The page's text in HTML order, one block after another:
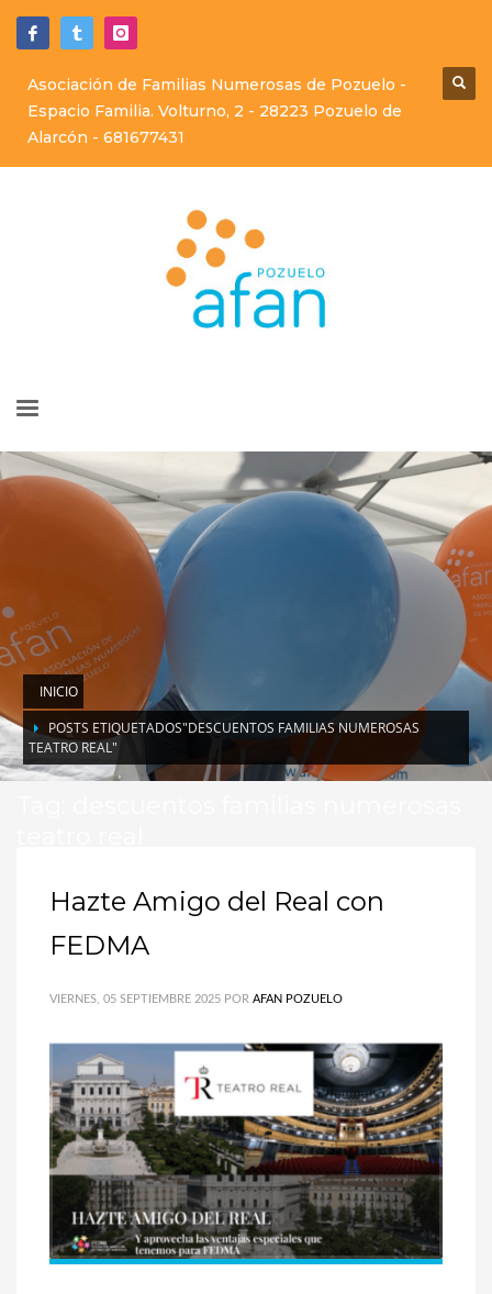
Asociación de Familias Numerosas de Pozuelo -
Espacio Familia. Volturno, 2 - 28223 Pozuelo de
Alarcón - 681677431
INICIO
POSTS ETIQUETADOS"DESCUENTOS FAMILIAS NUMEROSAS
TEATRO REAL"
Hazte Amigo del Real con
FEDMA
VIERNES, 05 SEPTIEMBRE 2025 POR AFAN POZUELO